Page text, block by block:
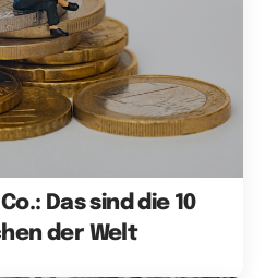
Das sind die 10
der Welt